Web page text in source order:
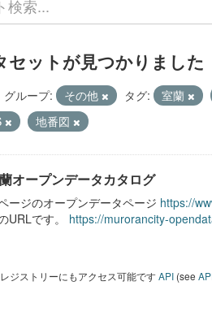
セットが見つかりました
グループ: その他 タグ: 室蘭
地番図
オープンデータカタログ
ージのオープンデータページ https://
URLです。 https://murorancity-
ジストリーにもアクセス可能ですAPI (see